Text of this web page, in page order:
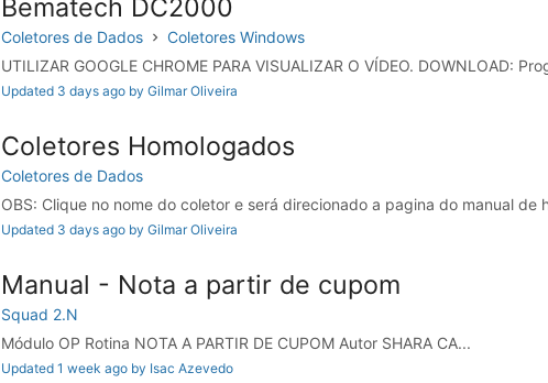
Bematech DC2000
Coletores de Dados
Coletores Windows
UTILIZAR GOOGLE CHROME PARA VISUALIZAR O VÍDEO. DOWNLOAD:
Updated 3 days ago by Gilmar Oliveira
Coletores Homologados
Coletores de Dados
OBS: Clique no nome do coletor e será direcionado a pagina do manual de
Updated 3 days ago by Gilmar Oliveira
Manual - Nota a partir de cupom
Squad 2.N
Módulo OP Rotina NOTA A PARTIR DE CUPOM Autor SHARA CA...
Updated 1 week ago by Isac Azevedo